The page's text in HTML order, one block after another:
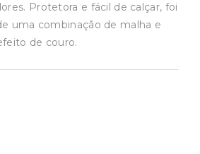
Protetora e fácil de calçar, foi
uma combinação de malha e
de couro.